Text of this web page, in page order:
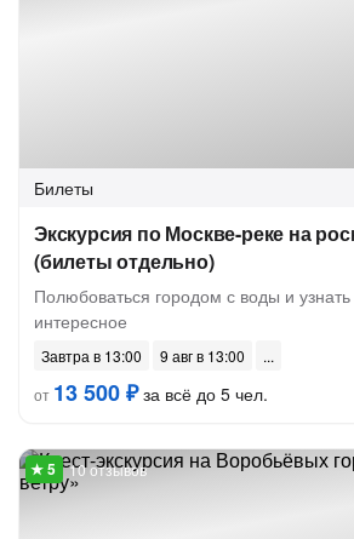
Билеты
Экскурсия по Москве-реке на
(билеты отдельно)
Полюбоваться городом с воды и
интересное
Завтра в 13:00
9 авг в 13:00
от 13 500 ₽за всё до 5 чел.
10 отзывов